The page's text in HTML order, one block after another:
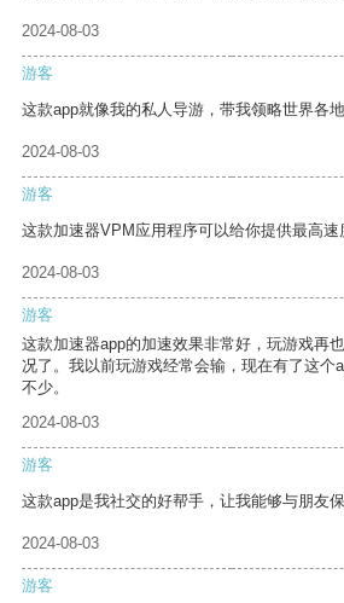
2024-08-03
游客
这款app就像我的私人导游，带我领略世界各地
2024-08-03
游客
这款加速器VPM应用程序可以给你提供最高速
2024-08-03
游客
这款加速器app的加速效果非常好，玩游戏再
况了。我以前玩游戏经常会输，现在有了这个
不少。
2024-08-03
游客
这款app是我社交的好帮手，让我能够与朋友
2024-08-03
游客